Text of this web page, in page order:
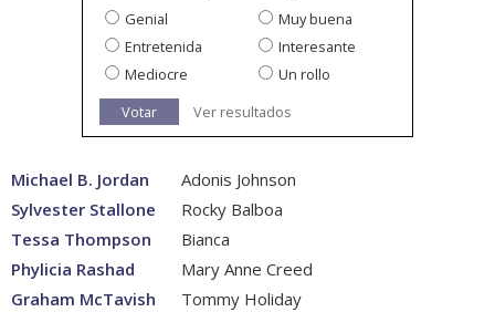
Genial
Muy buena
Entretenida
Interesante
Mediocre
Un rollo
Votar
Ver resultados
Michael B. Jordan
Adonis Johnson
Sylvester Stallone
Rocky Balboa
Tessa Thompson
Bianca
Phylicia Rashad
Mary Anne Creed
Graham McTavish
Tommy Holiday